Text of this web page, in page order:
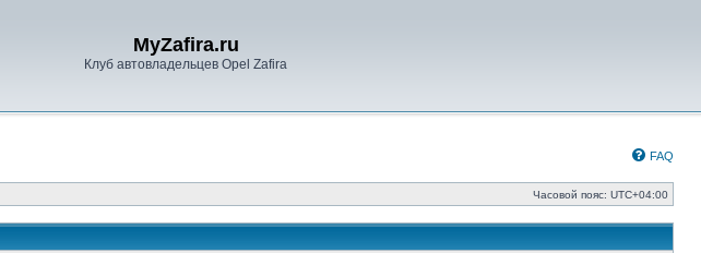
MyZafira.ru
Клуб автовладельцев Opel Zafira
FAQ
Часовой пояс: UTC+04:00